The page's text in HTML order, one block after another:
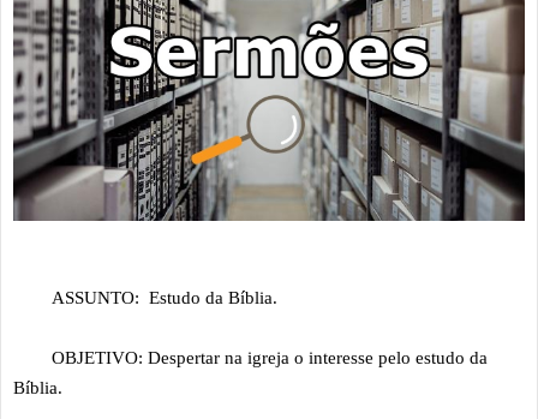
ASSUNTO: Estudo da Bíblia.
OBJETIVO: Despertar na igreja o interesse pelo estudo da
Bíblia.